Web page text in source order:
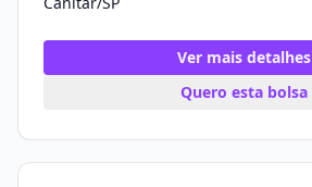
Ver mais detalhes
Quero esta bolsa